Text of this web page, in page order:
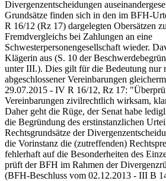
Divergenzentscheidungen
Grundsätze finden sich in den im BFH-
R 16/12 (Rz 17) dargelegten Obersätzen
Fremdvergleichs bei Zahlungen an eine
Schwesterpersonengesellschaft wieder.
Klägerin aus (S. 10 der
unter III.). Dies gilt für die Bedeutung nur
abgeschlossener Vereinbarungen
29.07.2015 - IV R 16/12, Rz 17:
Vereinbarungen zivilrechtlich wirksam,
Daher geht die Rüge, der Senat habe
die Begründung des erstinstanzlichen
Rechtsgrundsätze der
die Vorinstanz die (zutreffenden)
fehlerhaft auf die Besonderheiten des
prüft der BFH im Rahmen der
(BFH-Beschluss vom 02.12.2013 - III B